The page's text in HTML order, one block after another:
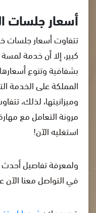
أسعار جلسات
تتفاوت أسعار جلسات
كبير، إلا أن خدمة
بشفافية وتنوع
المملكة على الخدمة
وميزانيتها، لذلك،
استغليه الآن!
ولمعرفة تفاصيل أحدث
في التواصل معنا الآن